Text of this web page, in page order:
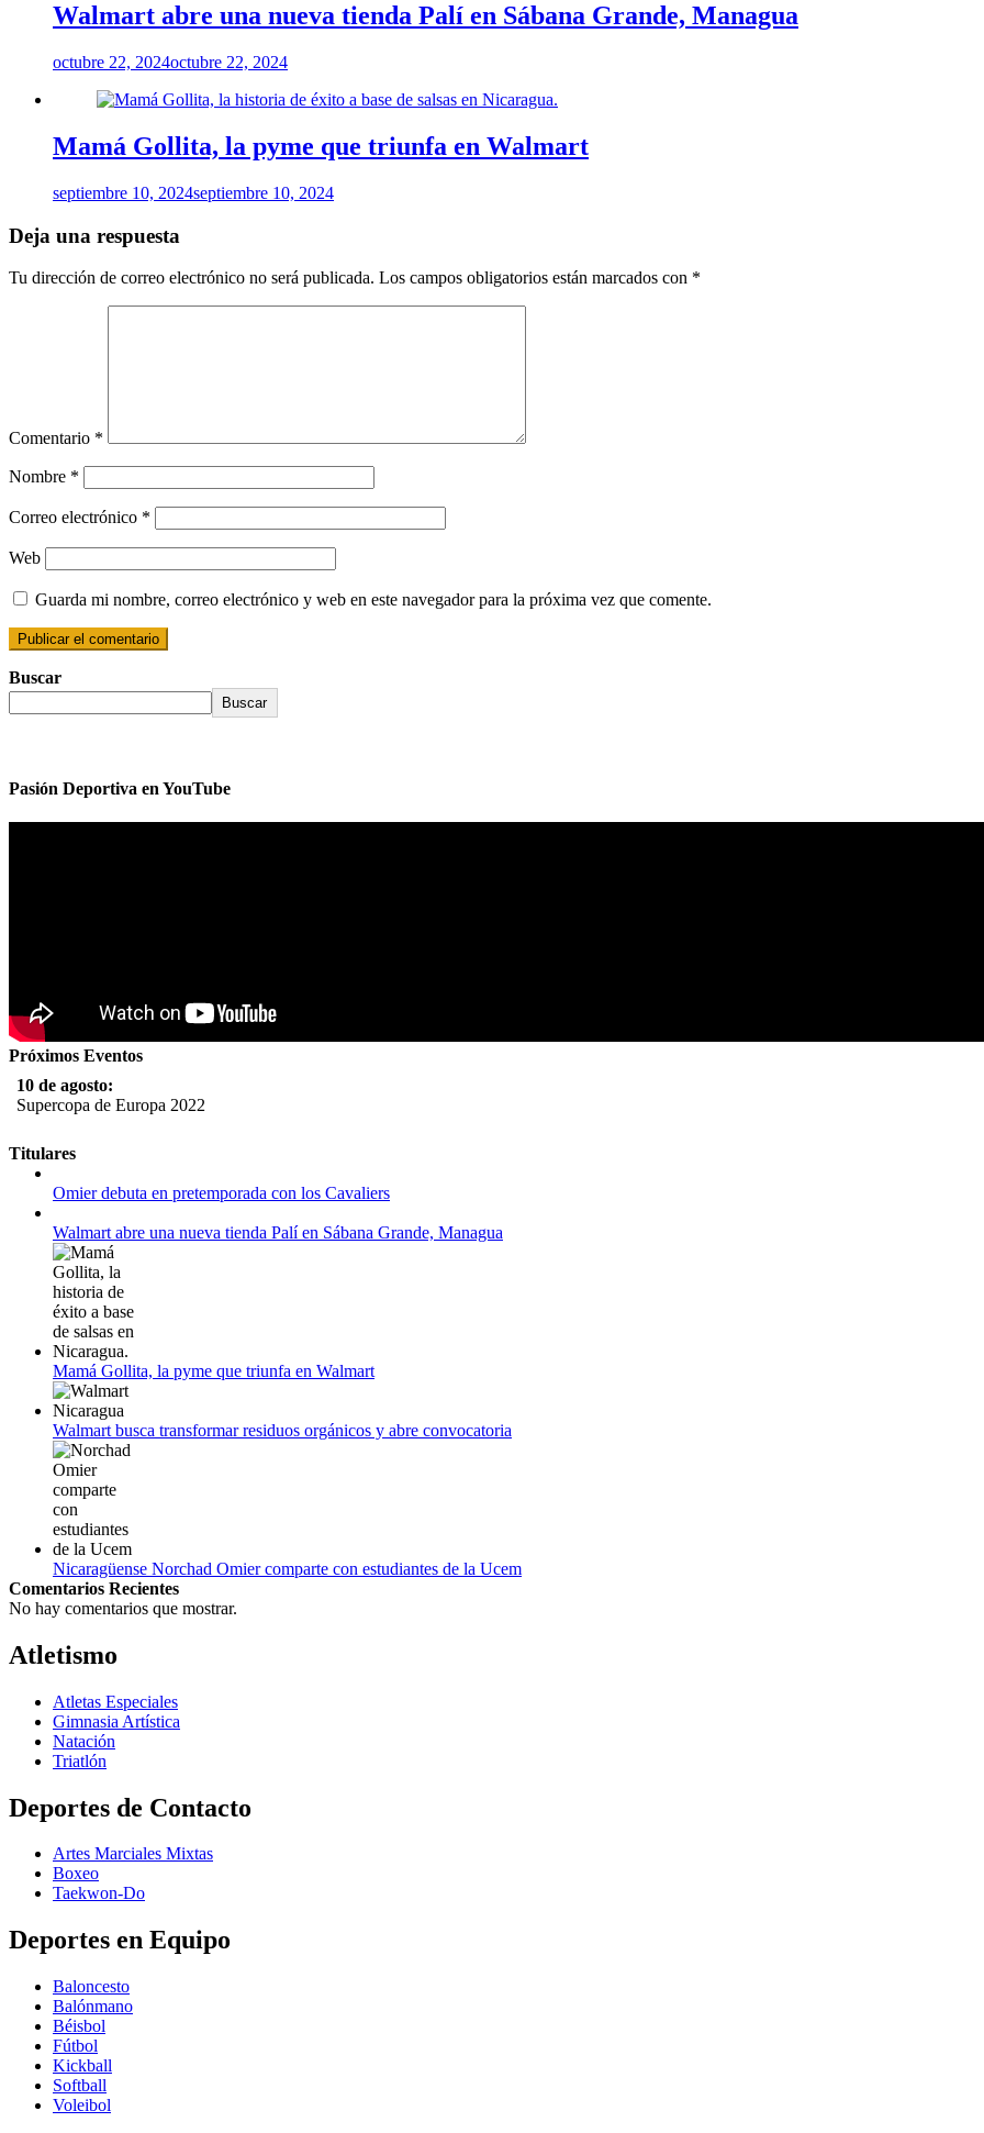
Walmart abre una nueva tienda Palí en Sábana Grande, Managua
octubre 22, 2024octubre 22, 2024
Mamá Gollita, la pyme que triunfa en Walmart
septiembre 10, 2024septiembre 10, 2024
Deja una respuesta
Tu dirección de correo electrónico no será publicada. Los campos obligatorios están marcados con *
Comentario *
Nombre *
Correo electrónico *
Web
Guarda mi nombre, correo electrónico y web en este navegador para la próxima vez que comente.
Buscar
Buscar
Pasión Deportiva en YouTube
Próximos Eventos
10 de agosto:
Supercopa de Europa 2022
11 al 21 de agosto:
Campeonato Europeo de Natación 2022
12 de agosto:
Empieza La Liga 2022-2023
Titulares
Omier debuta en pretemporada con los Cavaliers
Walmart abre una nueva tienda Palí en Sábana Grande, Managua
Mamá Gollita, la pyme que triunfa en Walmart
Walmart busca transformar residuos orgánicos y abre convocatoria
Nicaragüense Norchad Omier comparte con estudiantes de la Ucem
Comentarios Recientes
No hay comentarios que mostrar.
Atletismo
Atletas Especiales
Gimnasia Artística
Natación​
Triatlón​
Deportes de Contacto
Artes Marciales Mixtas
Boxeo
Taekwon-Do
Deportes en Equipo
Baloncesto
Balónmano
Béisbol
Fútbol
Kickball​
Softball​
Voleibol​